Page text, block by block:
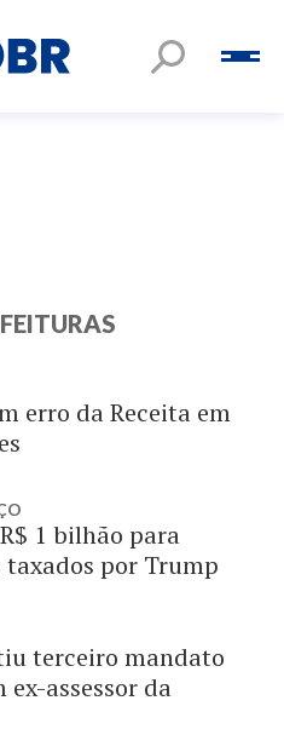
erro da Receita em
1 bilhão para
por Trump
terceiro mandato
ex-assessor da